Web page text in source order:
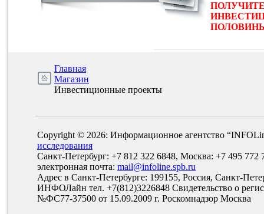
ПОЛОВИНЫ
Главная
Магазин
Инвестиционные проекты
Copyright © 2026: Информационное агентство
исследования
Санкт-Петербург: +7 812 322 6848, Москва: +7 495 772
электронная почта: mail@infoline.spb.ru
Адрес в Санкт-Петербурге: 199155, Россия, Санкт-
ИНФОЛайн тел. +7(812)3226848 Свидетельство о
№ФС77-37500 от 15.09.2009 г. Роскомнадзор Москва